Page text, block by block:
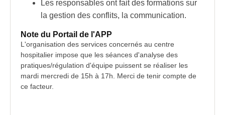
Les responsables ont fait des formations sur
la gestion des conflits, la communication.
Note du Portail de l'APP
L'organisation des services concernés au centre
hospitalier impose que les séances d'analyse des
pratiques/régulation d'équipe puissent se réaliser les
mardi mercredi de 15h à 17h. Merci de tenir compte de
ce facteur.